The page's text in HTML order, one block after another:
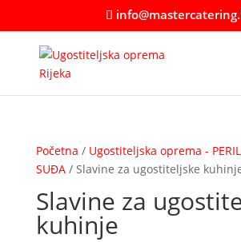
Početna / Ugostiteljska oprema -
SUĐA/ Slavine za ugostiteljske
Slavine za
kuhinje